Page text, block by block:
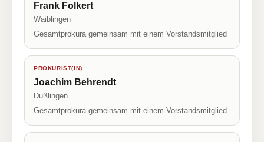
Frank Folkert
Waiblingen
Gesamtprokura gemeinsam mit einem Vorstandsmitglied
PROKURIST(IN)
Joachim Behrendt
Dußlingen
Gesamtprokura gemeinsam mit einem Vorstandsmitglied